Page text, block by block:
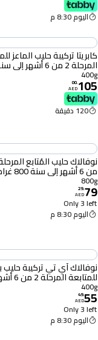
اليوم 8:30 م
كابريتا تركيبة حليب الماعز
غرام
400g
105
.
00
AED
120 دقيقة
نوفالاك حليب المُتابع
من 6 أشهر إلى سنة 800 غرام
800g
79
.
29
AED
Only 3 left
اليوم 8:30 م
نوفالاك آي تي تركيبة حليب
للمتابعة
سنة 400 غرام
400g
55
.
49
AED
Only 3 left
اليوم 8:30 م